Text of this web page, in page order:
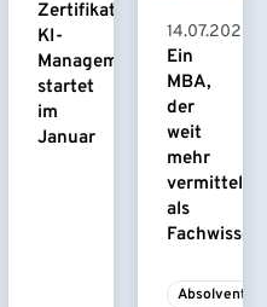
Zertifikatskurs
KI-
Management
startet
im
Januar
14.07.2026
Ein
MBA,
der
weit
mehr
vermittelt
als
Fachwissen
Absolvent/-